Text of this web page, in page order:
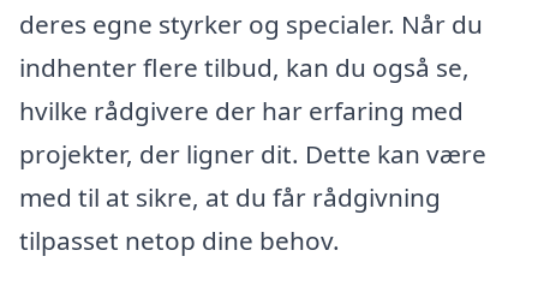
deres egne styrker og specialer. Når du
indhenter flere tilbud, kan du også se,
hvilke rådgivere der har erfaring med
projekter, der ligner dit. Dette kan være
med til at sikre, at du får rådgivning
tilpasset netop dine behov.